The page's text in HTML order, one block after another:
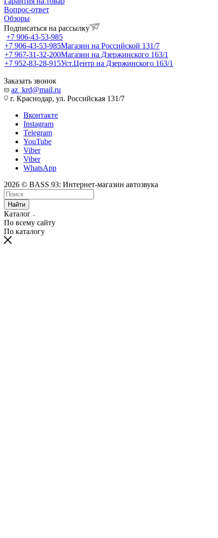
Вопрос-ответ
Обзоры
Подписаться на рассылку
+7 906-43-53-985
+7 906-43-53-985Магазин на Российской 131/7
+7 967-31-32-200Магазин на Дзержинского 163/1
+7 952-83-28-915Уст.Центр на Дзержинского 163/1
Заказать звонок
az_krd@mail.ru
г. Краснодар, ул. Российская 131/7
Вконтакте
Instagram
Telegram
YouTube
Viber
Viber
WhatsApp
2026 © BASS 93: Интернет-магазин автозвука
Найти
Каталог
По всему сайту
По каталогу